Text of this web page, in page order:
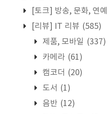
[토크] 방송, 문화, 연예
[리뷰] IT 리뷰 (585)
제품, 모바일 (337)
카메라 (61)
캠코더 (20)
도서 (1)
음반 (12)